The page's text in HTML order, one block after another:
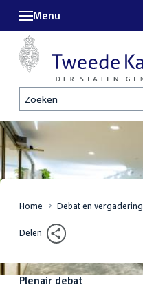
Zoeken
Menu
Home Debat en vergadering
Delen
Plenair debat